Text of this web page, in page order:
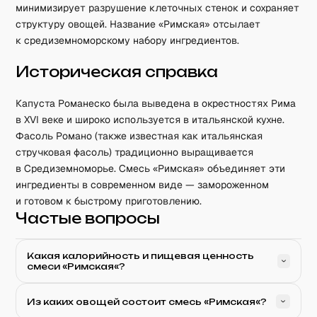
минимизирует разрушение клеточных стенок и сохраняет
структуру овощей. Название «Римская» отсылает
к средиземноморскому набору ингредиентов.
Историческая справка
Капуста Романеско была выведена в окрестностях Рима
в XVI веке и широко используется в итальянской кухне.
Фасоль Романо (также известная как итальянская
стручковая фасоль) традиционно выращивается
в Средиземноморье. Смесь «Римская» объединяет эти
ингредиенты в современном виде — замороженном
и готовом к быстрому приготовлению.
Частые вопросы
Какая калорийность и пищевая ценность
смеси «Римская«?
Из каких овощей состоит смесь «Римская«?